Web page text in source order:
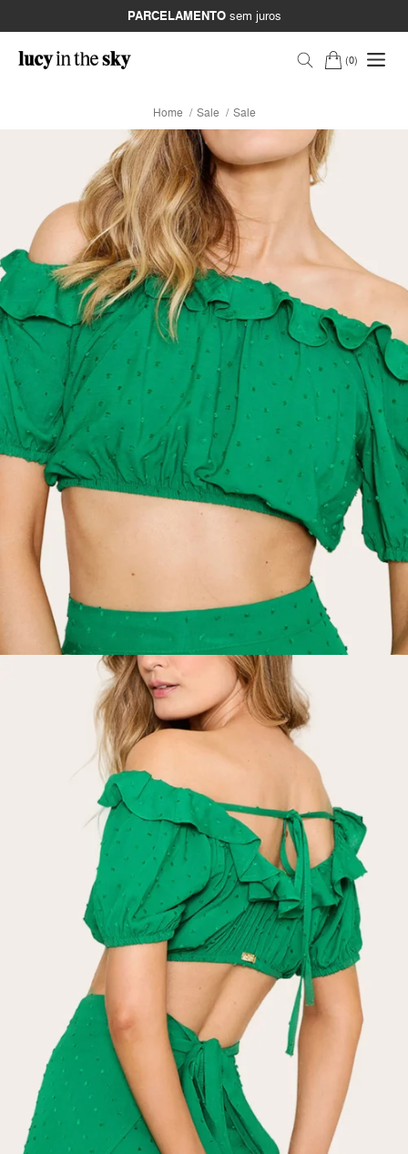
PARCELAMENTOsem juros
0
Home Sale Sale